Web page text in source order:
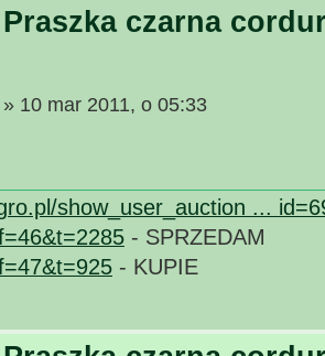
Praszka czarna
» 10 mar 2011, o 05:33
show_user_auction ...
- SPRZEDAM
- KUPIE